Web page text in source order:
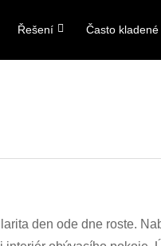
Řešení Často
den ode dne roste.